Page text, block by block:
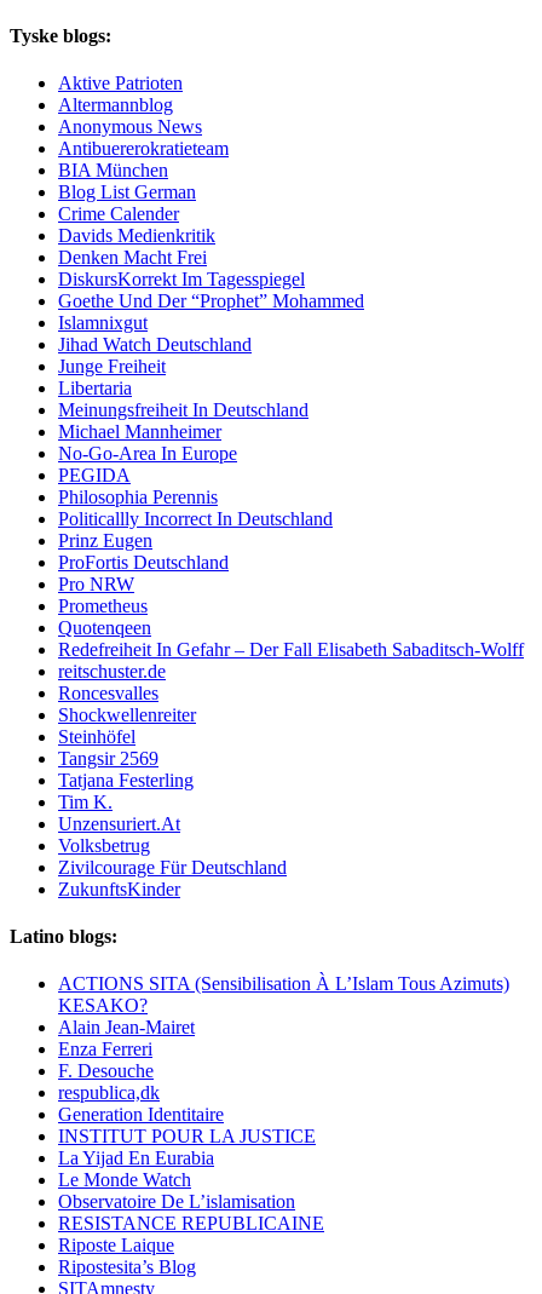
Tyske blogs:
Aktive Patrioten
Altermannblog
Anonymous News
Antibuererokratieteam
BIA München
Blog List German
Crime Calender
Davids Medienkritik
Denken Macht Frei
DiskursKorrekt Im Tagesspiegel
Goethe Und Der “Prophet” Mohammed
Islamnixgut
Jihad Watch Deutschland
Junge Freiheit
Libertaria
Meinungsfreiheit In Deutschland
Michael Mannheimer
No-Go-Area In Europe
PEGIDA
Philosophia Perennis
Politicallly Incorrect In Deutschland
Prinz Eugen
ProFortis Deutschland
Pro NRW
Prometheus
Quotenqeen
Redefreiheit In Gefahr – Der Fall Elisabeth Sabaditsch-Wolff
reitschuster.de
Roncesvalles
Shockwellenreiter
Steinhöfel
Tangsir 2569
Tatjana Festerling
Tim K.
Unzensuriert.At
Volksbetrug
Zivilcourage Für Deutschland
ZukunftsKinder
Latino blogs:
ACTIONS SITA (Sensibilisation À L’Islam Tous Azimuts)
KESAKO?
Alain Jean-Mairet
Enza Ferreri
F. Desouche
respublica,dk
Generation Identitaire
INSTITUT POUR LA JUSTICE
La Yijad En Eurabia
Le Monde Watch
Observatoire De L’islamisation
RESISTANCE REPUBLICAINE
Riposte Laique
Ripostesita’s Blog
SITAmnesty